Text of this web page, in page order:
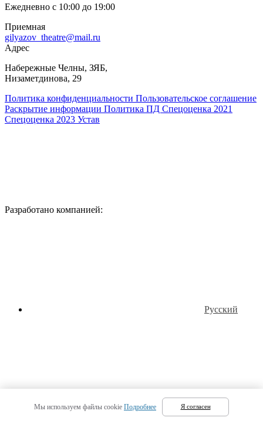
Ежедневно с 10:00 до 19:00
Приемная
gilyazov_theatre@mail.ru
Адрес
​Набережные Челны, ЗЯБ,
Низаметдинова, 29
Политика конфиденциальности Пользовательское соглашение
Раскрытие информации Политика ПД Спецоценка 2021
Спецоценка 2023 Устав
Разработано компанией:
Мы используем файлы cookie Подробнее Я согласен
Русский
Татарский
Татарский)